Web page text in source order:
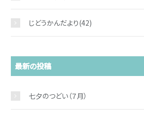
お問い合わせ
じどうかんだより(42)
最新の投稿
七夕のつどい（７月）